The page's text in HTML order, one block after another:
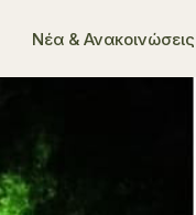
Νέα & Ανακοινώσεις